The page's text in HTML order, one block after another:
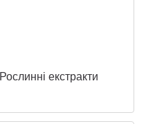
Рослинні екстракти